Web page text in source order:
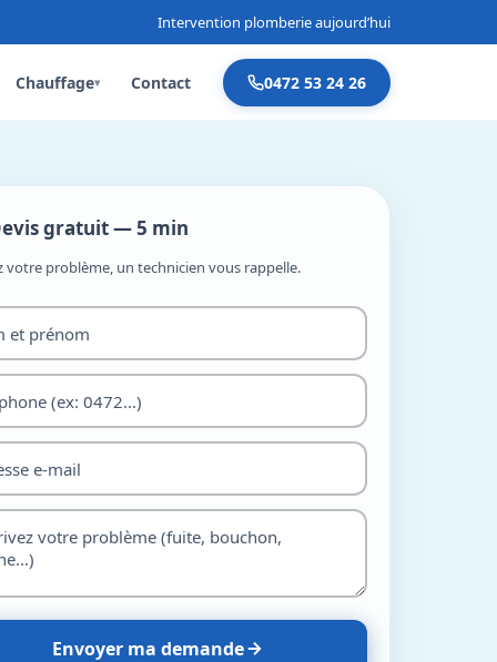
Intervention plomberie aujourd’hui
Chauffage▾ Contact 0472 53 24 26
gratuit — 5 min
votre problème, un technicien vous rappelle.
Envoyer ma demande